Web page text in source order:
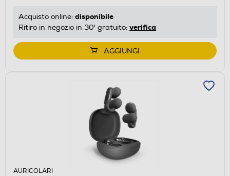
Acquisto online: disponibile
Ritiro in negozio in 30' gratuito: verifica
AGGIUNGI
AURICOLARI